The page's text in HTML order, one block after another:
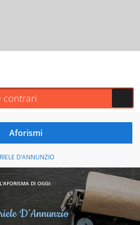
D’ANNUNZIO
L'AFORISMA DI OGGI:
D’Annunzio